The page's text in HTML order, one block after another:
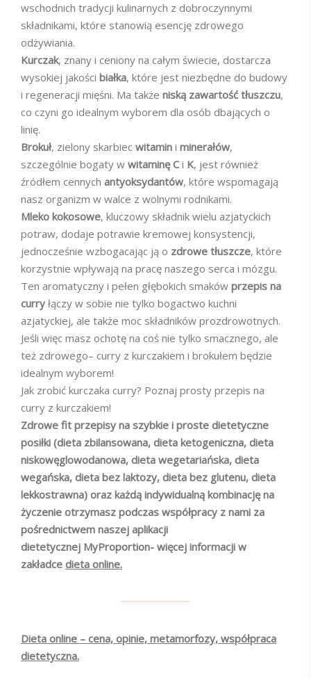
wschodnich tradycji kulinarnych z dobroczynnymi
składnikami, które stanowią esencję zdrowego
odżywiania.
Kurczak, znany i ceniony na całym świecie, dostarcza
wysokiej jakości białka, które jest niezbędne do budowy
i regeneracji mięśni. Ma także niską zawartość tłuszczu,
co czyni go idealnym wyborem dla osób dbających o
linię.
Brokuł, zielony skarbiec witamin i minerałów,
szczególnie bogaty w witaminę Ci K, jest również
źródłem cennych antyoksydantów, które wspomagają
nasz organizm w walce z wolnymi rodnikami.
Mleko kokosowe, kluczowy składnik wielu azjatyckich
potraw, dodaje potrawie kremowej konsystencji,
jednocześnie wzbogacając ją o zdrowe tłuszcze, które
korzystnie wpływają na pracę naszego serca i mózgu.
Ten aromatyczny i pełen głębokich smaków przepis na
curry łączy w sobie nie tylko bogactwo kuchni
azjatyckiej, ale także moc składników prozdrowotnych.
Jeśli więc masz ochotę na coś nie tylko smacznego, ale
też zdrowego– curry z kurczakiem i brokułem będzie
idealnym wyborem!
Jak zrobić kurczaka curry? Poznaj prosty przepis na
curry z kurczakiem!
Zdrowe fit przepisy na szybkie i proste dietetyczne
posiłki (dieta zbilansowana, dieta ketogeniczna, dieta
niskowęglowodanowa, dieta wegetariańska, dieta
wegańska, dieta bez laktozy, dieta bez glutenu, dieta
lekkostrawna) oraz każdą indywidualną kombinację na
życzenie otrzymasz podczas współpracy z nami za
pośrednictwem naszej aplikacji
dietetycznej MyProportion- więcej informacji w
zakładce dieta online.
Dieta online – cena, opinie, metamorfozy, współpraca
dietetyczna.